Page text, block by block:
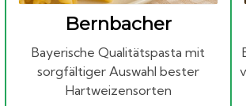
Bernbacher
Bayerische Qualitätspasta mit
sorgfältiger Auswahl bester
Hartweizensorten